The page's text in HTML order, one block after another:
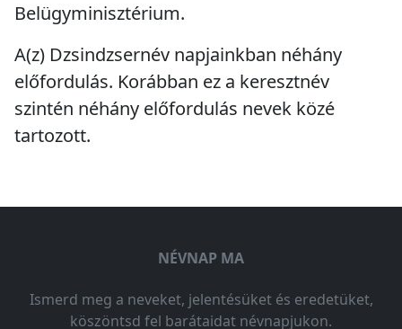
Belügyminisztérium.
A(z) Dzsindzsernév napjainkban néhány
előfordulás. Korábban ez a keresztnév
szintén néhány előfordulás nevek közé
tartozott.
NÉVNAP MA
Ismerd meg a neveket, jelentésüket és eredetüket,
köszöntsd fel barátaidat névnapjukon.